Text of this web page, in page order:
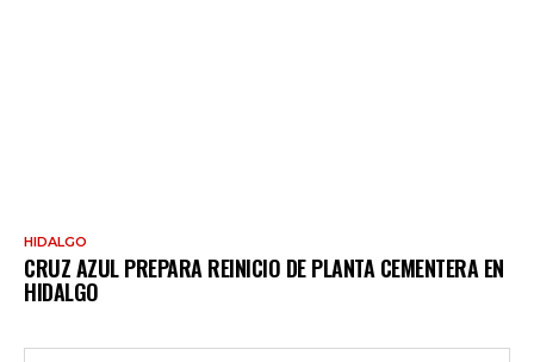
HIDALGO
CRUZ AZUL PREPARA REINICIO DE PLANTA CEMENTERA EN
HIDALGO